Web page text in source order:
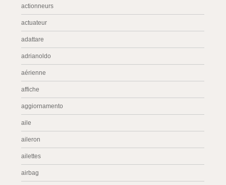
actionneurs
actuateur
adattare
adrianoldo
aérienne
affiche
aggiornamento
aile
aileron
ailettes
airbag